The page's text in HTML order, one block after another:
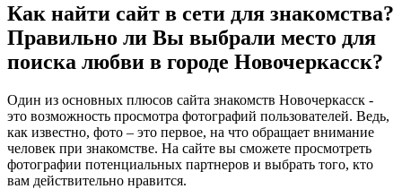
Как найти сайт в сети для знакомства?
Правильно ли Вы выбрали место для
поиска любви в городе Новочеркасск?
Один из основных плюсов сайта знакомств Новочеркасск -
это возможность просмотра фотографий пользователей. Ведь,
как известно, фото – это первое, на что обращает внимание
человек при знакомстве. На сайте вы сможете просмотреть
фотографии потенциальных партнеров и выбрать того, кто
вам действительно нравится.